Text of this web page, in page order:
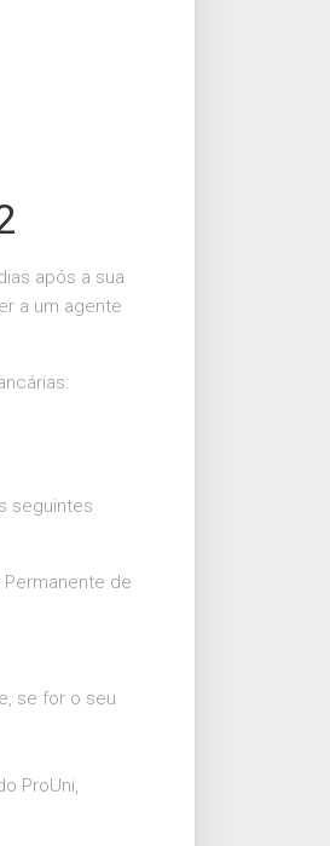
após a sua
a um agente
seguintes
de
se for o seu
ProUni,